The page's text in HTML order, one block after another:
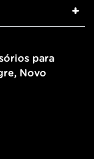
para
Novo